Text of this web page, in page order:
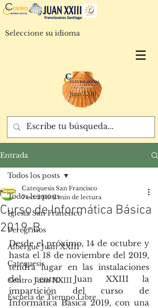
Seleccione su idioma
Entrada
Todos los posts
Iglesia San Francisco
Peregrinos
Albergue Juan XXIII
Catequesis
Centro Juan XXIII
Escuela de Tiempo Libre
Todos los posts
Curso de Informática Básica
2019-B
Catequesis San Francisco
7 oct 2019 2 min de lectura
Desde el próximo, 14 de octubre y
hasta el 18 de noviembre del 2019,
tendrá lugar en las instalaciones
del centro Juan XXIII la
impartición del curso de
Informática Básica 2019, con una